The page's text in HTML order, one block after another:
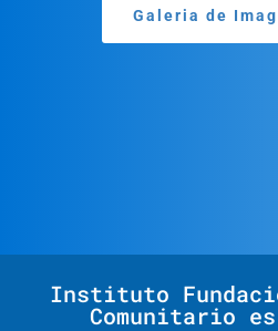
Galeria de
Instituto
Comunitario